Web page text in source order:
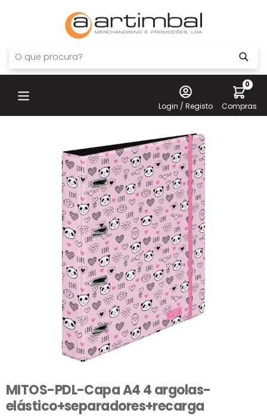
Login / Registo
0
Compras
MITOS-PDL-Capa A4 4 argolas-
elástico+separadores+recarga